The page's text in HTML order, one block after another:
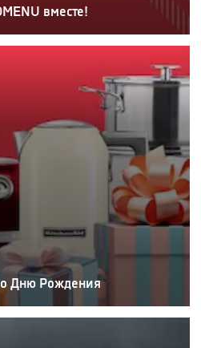
вместе!
Дню Рождения